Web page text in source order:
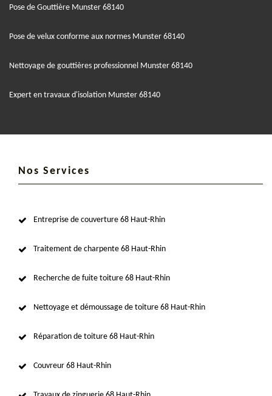
Pose de Gouttière Munster 68140
Pose de velux conforme aux normes Munster 68140
Nettoyage de gouttières professionnel Munster 68140
Expert en travaux d'isolation Munster 68140
Nos Services
Entreprise de couverture 68 Haut-Rhin
Traitement de charpente 68 Haut-Rhin
Recherche de fuite toiture 68 Haut-Rhin
Nettoyage et démoussage de toiture 68 Haut-Rhin
Réparation de toiture 68 Haut-Rhin
Couvreur 68 Haut-Rhin